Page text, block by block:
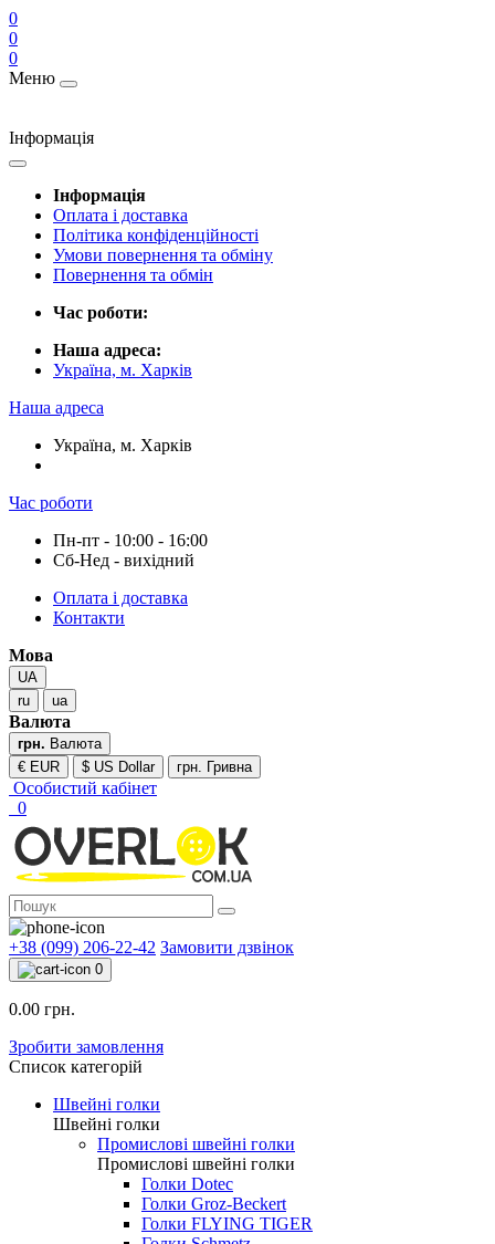
0
0
0
Меню
Інформація
Інформація
Оплата і доставка
Політика конфіденційності
Умови повернення та обміну
Повернення та обмін
Час роботи:
Наша адреса:
Україна, м. Харків
Наша адреса
Україна, м. Харків
Час роботи
Пн-пт - 10:00 - 16:00
Сб-Нед - вихідний
Оплата і доставка
Контакти
Мова
UA
ru
ua
Валюта
грн. Валюта
€ EUR
$ US Dollar грн. Гривна
Особистий кабінет
0
+38 (099) 206-22-42 Замовити дзвінок
0
0.00 грн.
Зробити замовлення
Список категорій
Швейні голки
Швейні голки
Промислові швейні голки
Промислові швейні голки
Голки Dotec
Голки Groz-Beckert
Голки FLYING TIGER